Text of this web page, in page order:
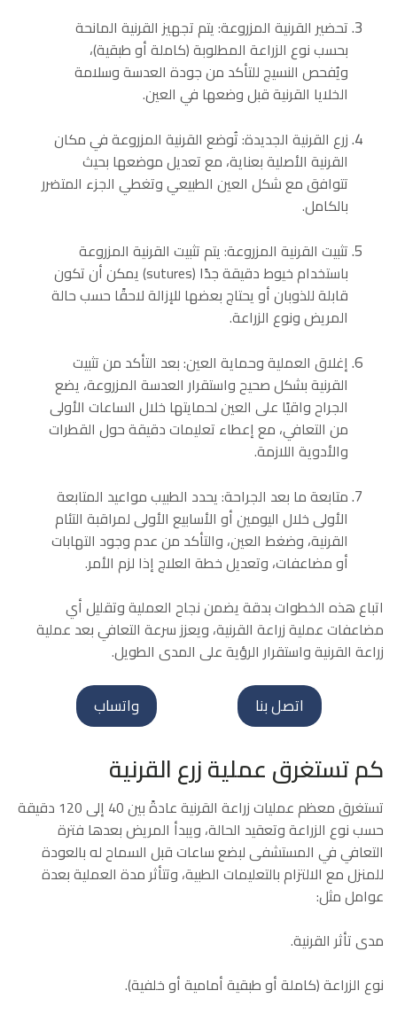
تحضير القرنية المزروعة: يتم تجهيز القرنية المانحة
بحسب نوع الزراعة المطلوبة (كاملة أو طبقية)،
ويُفحص النسيج للتأكد من جودة العدسة وسلامة
الخلايا القرنية قبل وضعها في العين.
زرع القرنية الجديدة: تُوضع القرنية المزروعة في مكان
القرنية الأصلية بعناية، مع تعديل موضعها بحيث
تتوافق مع شكل العين الطبيعي وتغطي الجزء المتضرر
بالكامل.
تثبيت القرنية المزروعة: يتم تثبيت القرنية المزروعة
باستخدام خيوط دقيقة جدًا (sutures) يمكن أن تكون
قابلة للذوبان أو يحتاج بعضها للإزالة لاحقًا حسب حالة
المريض ونوع الزراعة.
إغلاق العملية وحماية العين: بعد التأكد من تثبيت
القرنية بشكل صحيح واستقرار العدسة المزروعة، يضع
الجراح واقيًا على العين لحمايتها خلال الساعات الأولى
من التعافي، مع إعطاء تعليمات دقيقة حول القطرات
والأدوية اللازمة.
متابعة ما بعد الجراحة: يحدد الطبيب مواعيد المتابعة
الأولى خلال اليومين أو الأسابيع الأولى لمراقبة التئام
القرنية، وضغط العين، والتأكد من عدم وجود التهابات
أو مضاعفات، وتعديل خطة العلاج إذا لزم الأمر.
اتباع هذه الخطوات بدقة يضمن نجاح العملية وتقليل أي
مضاعفات عملية زراعة القرنية، ويعزز سرعة التعافي بعد عملية
زراعة القرنية واستقرار الرؤية على المدى الطويل.
اتصل بنا واتساب
كم تستغرق عملية زرع القرنية
تستغرق معظم عمليات زراعة القرنية عادةً بين 40 إلى 120 دقيقة
حسب نوع الزراعة وتعقيد الحالة، ويبدأ المريض بعدها فترة
التعافي في المستشفى لبضع ساعات قبل السماح له بالعودة
للمنزل مع الالتزام بالتعليمات الطبية، وتتأثر مدة العملية بعدة
عوامل مثل:
مدى تأثر القرنية.
نوع الزراعة (كاملة أو طبقية أمامية أو خلفية).